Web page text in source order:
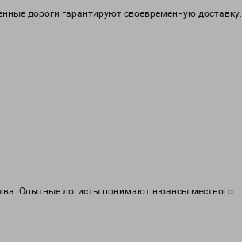
дороги гарантируют своевременную доставку.
Опытные логисты понимают нюансы местного